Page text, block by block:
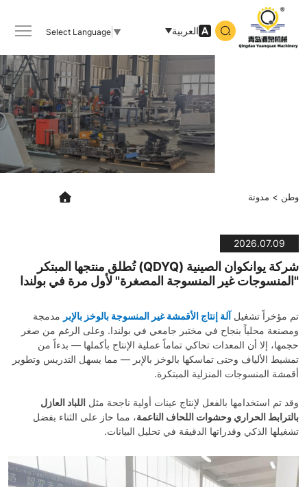
العربية Select Language ▼
شركة
يوانكوان
الصينية
"المنسوجات
غير
المصغرة"
لأول
مرة
في
بولندا
وطن مدونة
2026.07.09
شركة يوانكوان الصينية (QDYQ) تُطلق منتجها المبتكر
"المنسوجات غير المنسوجة المصغرة" لأول مرة في بولندا
تم مؤخراً تشغيلآلة إنتاج الأقمشة غير المنسوجة بالوخز بالإبر مدمجة
ومصنعة محلياً بنجاح في مختبر جامعي في بولندا. وعلى الرغم من صغر
حجمها، إلا أن المعدات تحاكي تماماً عملية الإنتاج بأكملها — بدءاً من
تمشيط الألياف وحتى تماسكها بالوخز بالإبر — مما يسهل التدريس وتطوير
أقمشة المنسوجات المنزلية المبتكرة.
وقد تم استخدامها بالفعل لإنتاج عينات أولية ناجحة مثل اللباد العازل
بالترابط الحراري وحشوات اللحاف الناعمة، مما حاز على الثناء بفضل
تشغيلها الذكي وقدراتها الدقيقة في تحليل البيانات.